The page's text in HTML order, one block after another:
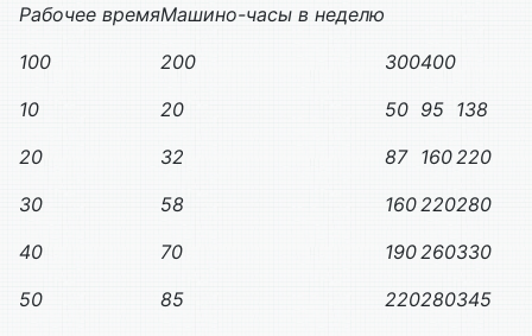
Рабочее времяМашино-часы в неделю
100
200 300400
10
20 50 95 138
20
32 87 160220
30
58 160220280
40
70 190260330
50
85 220280345